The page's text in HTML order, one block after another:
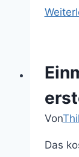
Von
Das